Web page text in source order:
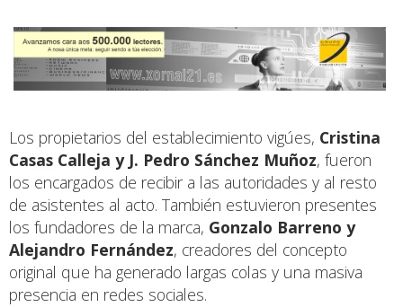
Los propietarios del establecimiento vigúes, Cristina
Casas Calleja y J. Pedro Sánchez Muñoz, fueron
los encargados de recibir a las autoridades y al resto
de asistentes al acto. También estuvieron presentes
los fundadores de la marca, Gonzalo Barreno y
Alejandro Fernández, creadores del concepto
original que ha generado largas colas y una masiva
presencia en redes sociales.